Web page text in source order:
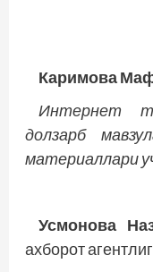
Каримова
Интернет
долзарб
материаллари
Усмонова
ахборот